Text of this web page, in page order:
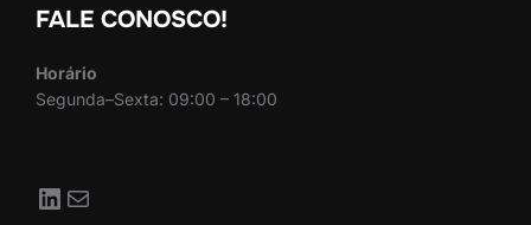
FALE CONOSCO!
Horário
Segunda–Sexta: 09:00 – 18:00
LinkedIn
Mail